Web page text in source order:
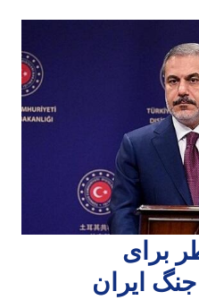
برای
ایران